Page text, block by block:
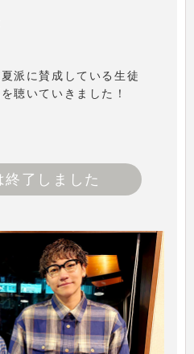
派に賛成している生徒
聴いていきました！
終了しました